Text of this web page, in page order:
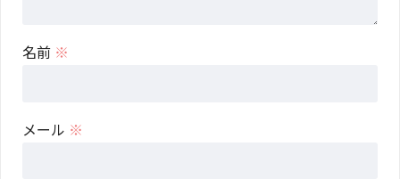
名前 ※
メール ※